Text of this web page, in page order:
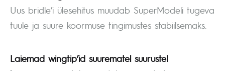
Uus bridle’i ülesehitus muudab SuperModeli tugeva
tuule ja suure koormuse tingimustes stabiilsemaks.
Laiemad wingtip’id suurematel suurustel